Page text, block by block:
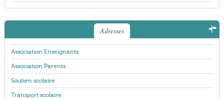
Adresses
Association Enseignants
Association Parents
Soutien scolaire
Transport scolaire